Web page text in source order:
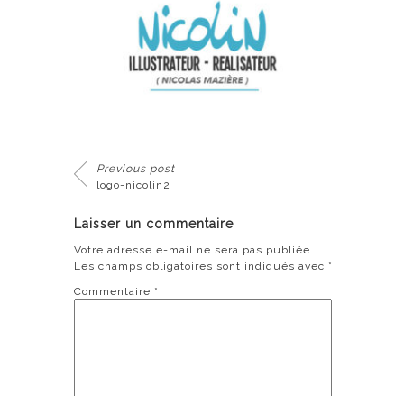
Previous post
logo-nicolin2
Laisser un commentaire
Votre adresse e-mail ne sera pas publiée.
Les champs obligatoires sont indiqués avec *
Commentaire *